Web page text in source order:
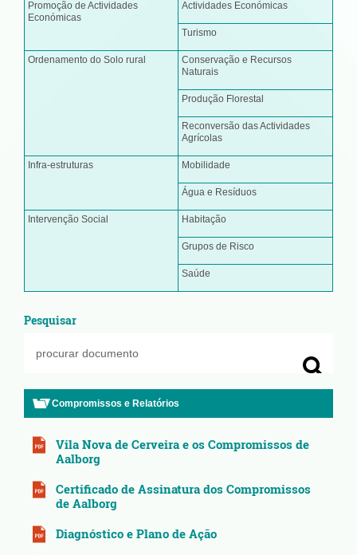
Promoção de Actividades
Económicas
Actividades Económicas
Turismo
Ordenamento do Solo rural
Conservação e Recursos
Naturais
Produção Florestal
Reconversão das Actividades
Agrícolas
Infra-estruturas Mobilidade
Água e Resíduos
Intervenção Social Habitação
Grupos de Risco
Saúde
Pesquisar
Compromissos e Relatórios
Vila Nova de Cerveira e os Compromissos de
Aalborg
Certificado de Assinatura dos Compromissos
de Aalborg
Diagnóstico e Plano de Ação